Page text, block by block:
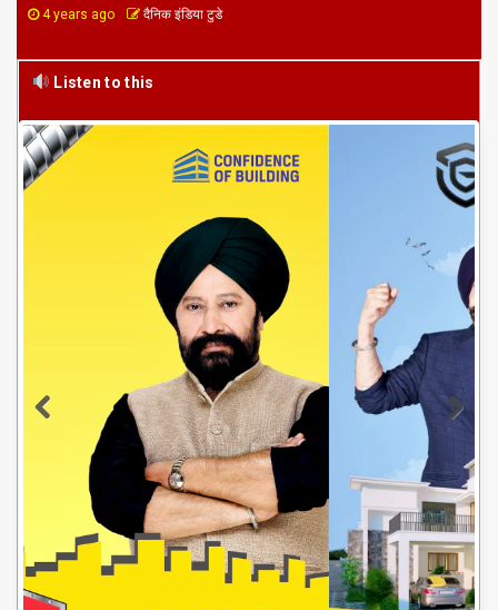
4 years ago दैनिक इंडिया टुडे
Listen to this